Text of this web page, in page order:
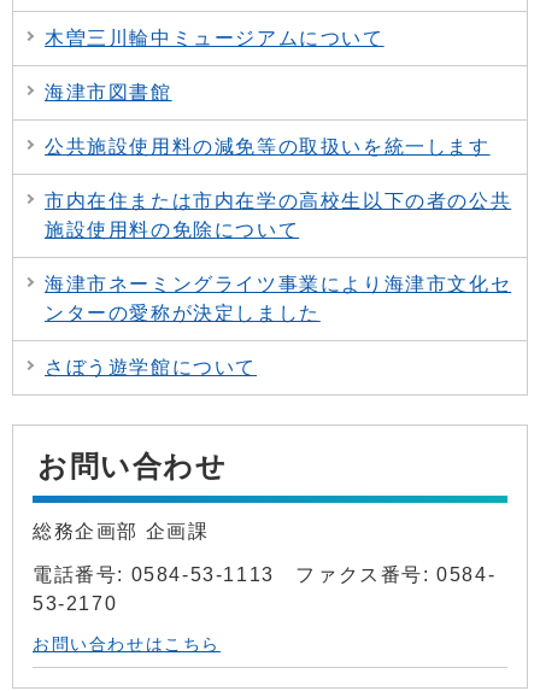
木曽三川輪中ミュージアムについて
海津市図書館
公共施設使用料の減免等の取扱いを統一します
市内在住または市内在学の高校生以下の者の公共
施設使用料の免除について
海津市ネーミングライツ事業により海津市文化セ
ンターの愛称が決定しました
さぼう遊学館について
お問い合わせ
総務企画部 企画課
電話番号: 0584-53-1113 ファクス番号: 0584-
53-2170
お問い合わせはこちら